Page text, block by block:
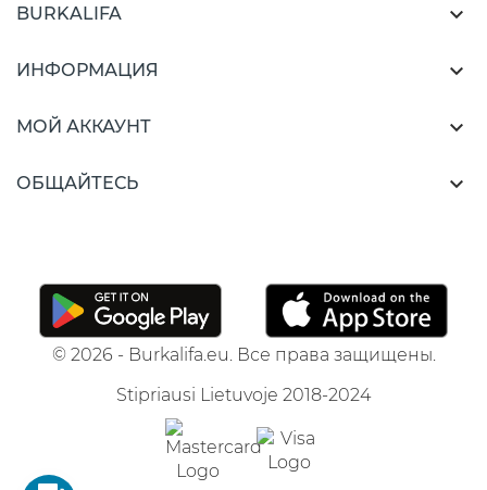
BURKALIFA 
ИНФОРМАЦИЯ 
МОЙ АККАУНТ 
ОБЩАЙТЕСЬ 
© 2026 - Burkalifa.eu. Все права защищены.
Stipriausi Lietuvoje 2018-2024